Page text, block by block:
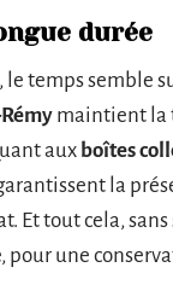
durée
temps semble
maintient la
aux boîtes
la
Et tout cela,
une